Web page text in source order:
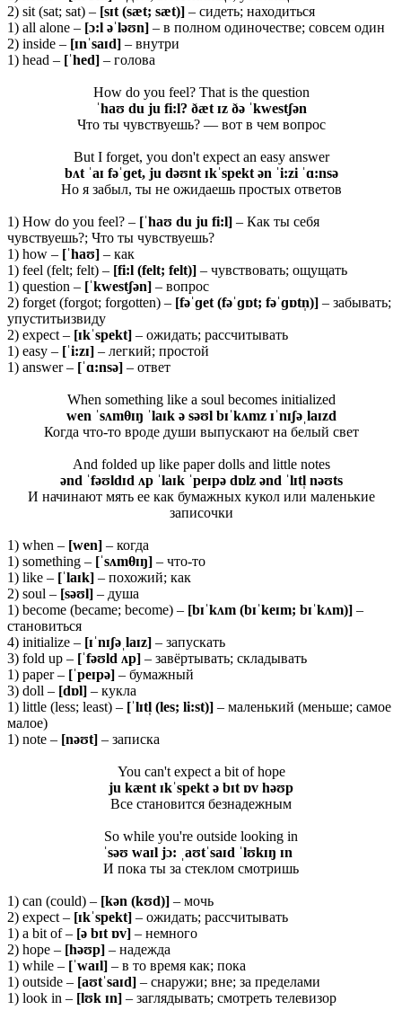
2) sit (sat; sat) – [sɪt (sæt; sæt)] – сидеть; находиться
1) all alone – [ɔ:l əˈləʊn] – в полном одиночестве; совсем один
2) inside – [ɪnˈsaɪd] – внутри
1) head – [ˈhed] – голова
How do you feel? That is the question
ˈhaʊ du ju fi:l? ðæt ɪz ðə ˈkwestʃən
Что ты чувствуешь? — вот в чем вопрос
But I forget, you don't expect an easy answer
bʌt ˈaɪ fəˈɡet, ju dəʊnt ɪkˈspekt ən ˈi:zi ˈɑ:nsə
Но я забыл, ты не ожидаешь простых ответов
1) How do you feel? – [ˈhaʊ du ju fi:l] – Как ты себя
чувствуешь?; Что ты чувствуешь?
1) how – [ˈhaʊ] – как
1) feel (felt; felt) – [fi:l (felt; felt)] – чувствовать; ощущать
1) question – [ˈkwestʃən] – вопрос
2) forget (forgot; forgotten) – [fəˈɡet (fəˈɡɒt; fəˈɡɒtn̩)] – забывать;
упуститьизвиду
2) expect – [ɪkˈspekt] – ожидать; рассчитывать
1) easy – [ˈi:zɪ] – легкий; простой
1) answer – [ˈɑ:nsə] – ответ
When something like a soul becomes initialized
wen ˈsʌmθɪŋ ˈlaɪk ə səʊl bɪˈkʌmz ɪˈnɪʃəˌlaɪzd
Когда что-то вроде души выпускают на белый свет
And folded up like paper dolls and little notes
ənd ˈfəʊldɪd ʌp ˈlaɪk ˈpeɪpə dɒlz ənd ˈlɪtl̩ nəʊts
И начинают мять ее как бумажных кукол или маленькие
записочки
1) when – [wen] – когда
1) something – [ˈsʌmθɪŋ] – что-то
1) like – [ˈlaɪk] – похожий; как
2) soul – [səʊl] – душа
1) become (became; become) – [bɪˈkʌm (bɪˈkeɪm; bɪˈkʌm)] –
становиться
4) initialize – [ɪˈnɪʃəˌlaɪz] – запускать
3) fold up – [ˈfəʊld ʌp] – завёртывать; складывать
1) paper – [ˈpeɪpə] – бумажный
3) doll – [dɒl] – кукла
1) little (less; least) – [ˈlɪtl̩ (les; li:st)] – маленький (меньше; самое
малое)
1) note – [nəʊt] – записка
You can't expect a bit of hope
ju kænt ɪkˈspekt ə bɪt ɒv həʊp
Все становится безнадежным
So while you're outside looking in
ˈsəʊ waɪl jɔ: ˌaʊtˈsaɪd ˈlʊkɪŋ ɪn
И пока ты за стеклом смотришь
1) can (could) – [kən (kʊd)] – мочь
2) expect – [ɪkˈspekt] – ожидать; рассчитывать
1) a bit of – [ə bɪt ɒv] – немного
2) hope – [həʊp] – надежда
1) while – [ˈwaɪl] – в то время как; пока
1) outside – [aʊtˈsaɪd] – снаружи; вне; за пределами
1) look in – [lʊk ɪn] – заглядывать; смотреть телевизор